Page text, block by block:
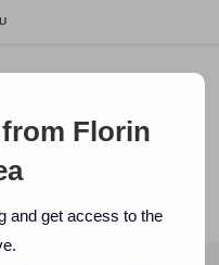
CEO MOCAPP.
Florin
and get access to the